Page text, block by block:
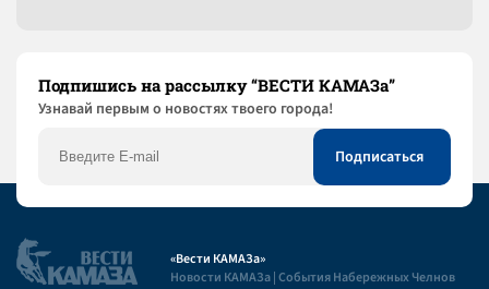
Подпишись на рассылку “ВЕСТИ КАМАЗа”
Узнaвай первым о новостях твоего города!
«Вести КАМАЗа»
Новости КАМАЗа | События Набережных Челнов